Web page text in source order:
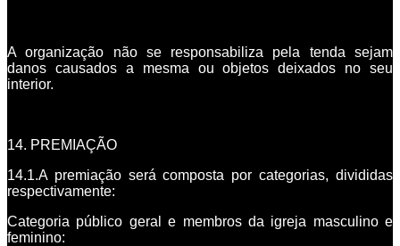
A organização não se responsabiliza pela tenda sejam
danos causados a mesma ou objetos deixados no seu
interior.
14. PREMIAÇÃO
14.1.A premiação será composta por categorias, divididas
respectivamente:
Categoria público geral e membros da igreja masculino e
feminino: